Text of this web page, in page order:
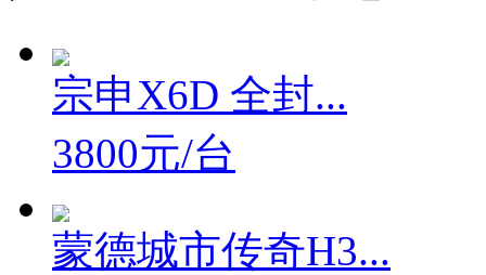
宗申X6D 全封...
3800元/台
蒙德城市传奇H3...